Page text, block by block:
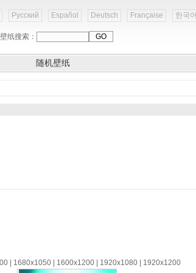
Русский Español Deutsch Française 한국어
壁纸搜索：
随机壁纸
| 1680x1050 | 1600x1200 | 1920x1080 | 1920x1200